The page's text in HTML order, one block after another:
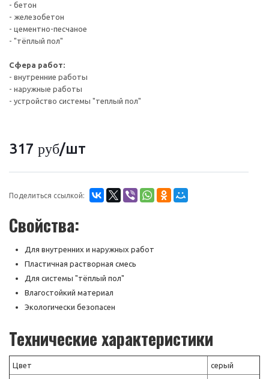
- бетон
- железобетон
- цементно-песчаное
- "тёплый пол"
Сфера работ:
- внутренние работы
- наружные работы
- устройство системы "теплый пол"
317 руб/шт
Поделиться ссылкой:
Свойства:
Для внутренних и наружных работ
Пластичная растворная смесь
Для системы "тёплый пол"
Влагостойкий материал
Экологически безопасен
Технические характеристики
Цвет серый